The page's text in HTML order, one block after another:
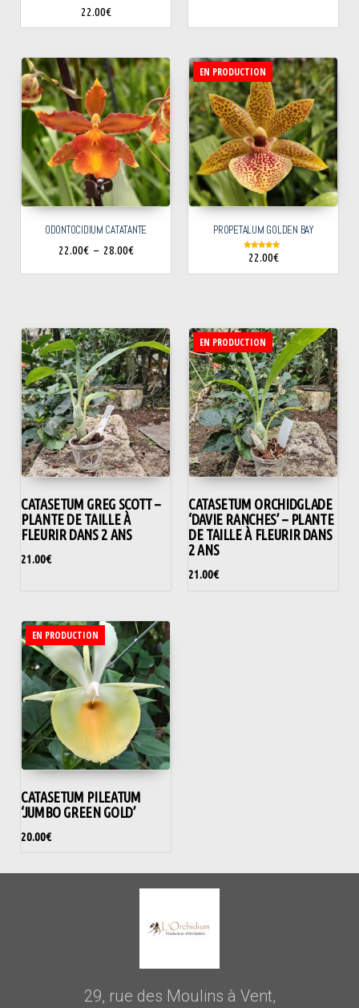
22.00€
ODONTOCIDIUM CATATANTE
22.00€ – 28.00€
EN PRODUCTION
PROPETALUM GOLDEN BAY
Note
5.00
22.00€
CATASETUM GREG SCOTT –
PLANTE DE TAILLE À
FLEURIR DANS 2 ANS
21.00€
EN PRODUCTION
CATASETUM ORCHIDGLADE
‘DAVIE RANCHES’ – PLANTE
DE TAILLE À FLEURIR DANS
2 ANS
21.00€
EN PRODUCTION
CATASETUM PILEATUM
‘JUMBO GREEN GOLD’
20.00€
29, rue des Moulins à Vent,